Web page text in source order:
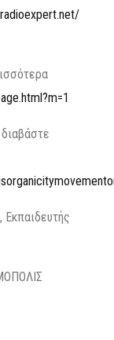
Εκπαιδευτής